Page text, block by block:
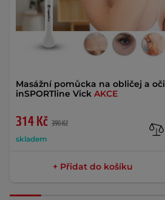
Masážní pomůcka na obličej a oči
inSPORTline Vick AKCE
314 Kč 390 Kč
skladem
+ Přidat do košíku